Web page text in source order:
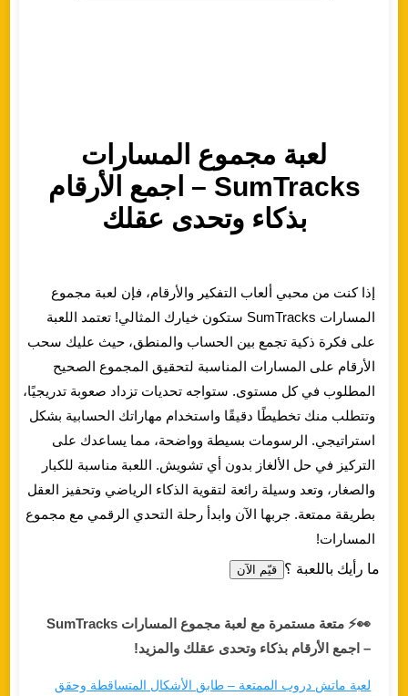
لعبة مجموع المسارات
SumTracks – اجمع الأرقام
بذكاء وتحدى عقلك
إذا كنت من محبي ألعاب التفكير والأرقام، فإن لعبة مجموع
المسارات SumTracks ستكون خيارك المثالي! تعتمد اللعبة
على فكرة ذكية تجمع بين الحساب والمنطق، حيث عليك سحب
الأرقام على المسارات المناسبة لتحقيق المجموع الصحيح
المطلوب في كل مستوى. ستواجه تحديات تزداد صعوبة تدريجيًا،
وتتطلب منك تخطيطًا دقيقًا واستخدام مهاراتك الحسابية بشكل
استراتيجي. الرسومات بسيطة وواضحة، مما يساعدك على
التركيز في حل الألغاز بدون أي تشويش. اللعبة مناسبة للكبار
والصغار، وتعد وسيلة رائعة لتقوية الذكاء الرياضي وتحفيز العقل
بطريقة ممتعة. جربها الآن وابدأ رحلة التحدي الرقمي مع مجموع
المسارات!
ما رأيك باللعبة ؟ قيّم الآن
👀⚡ متعة مستمرة مع لعبة مجموع المسارات SumTracks
– اجمع الأرقام بذكاء وتحدى عقلك والمزيد!
لعبة ماتش دروب الممتعة – طابق الأشكال المتساقطة وحقق